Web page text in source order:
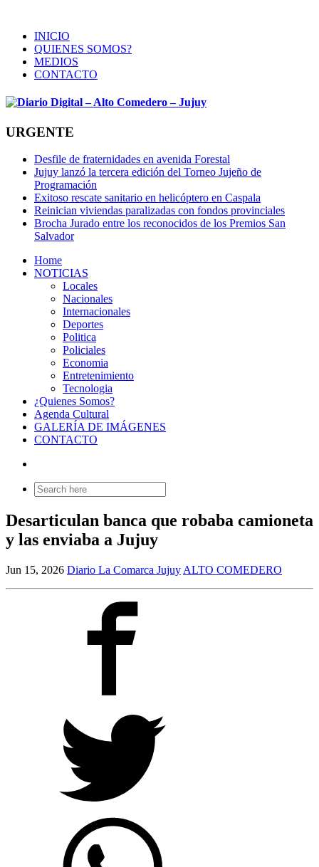
INICIO
QUIENES SOMOS?
MEDIOS
CONTACTO
URGENTE
Desfile de fraternidades en avenida Forestal
Jujuy lanzó la tercera edición del Torneo Jujeño de
Programación
Exitoso rescate sanitario en helicóptero en Caspala
Reinician viviendas paralizadas con fondos provinciales
Brocha Jurado entre los reconocidos de los Premios San
Salvador
Home
NOTICIAS
Locales
Nacionales
Internacionales
Deportes
Politica
Policiales
Economia
Entretenimiento
Tecnologia
¿Quienes Somos?
Agenda Cultural
GALERÍA DE IMÁGENES
CONTACTO
Search
for:
Desarticulan banca que robaba camioneta
y las enviaba a Jujuy
Jun 15, 2026 Diario La Comarca Jujuy ALTO COMEDERO